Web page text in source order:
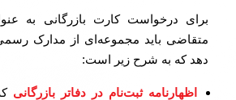
برای درخواست کارت بازرگانی به
متقاضی باید مجموعه‌ای از مدارک
دهد که به شرح زیر است:
اظهارنامه ثبت‌نام در دفاتر بازرگانی